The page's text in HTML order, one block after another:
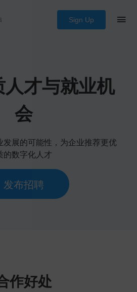
Sign Up
才与就业机
会
发展的可能性，为企业推荐更优
的数字化人才
发布招聘
作好处